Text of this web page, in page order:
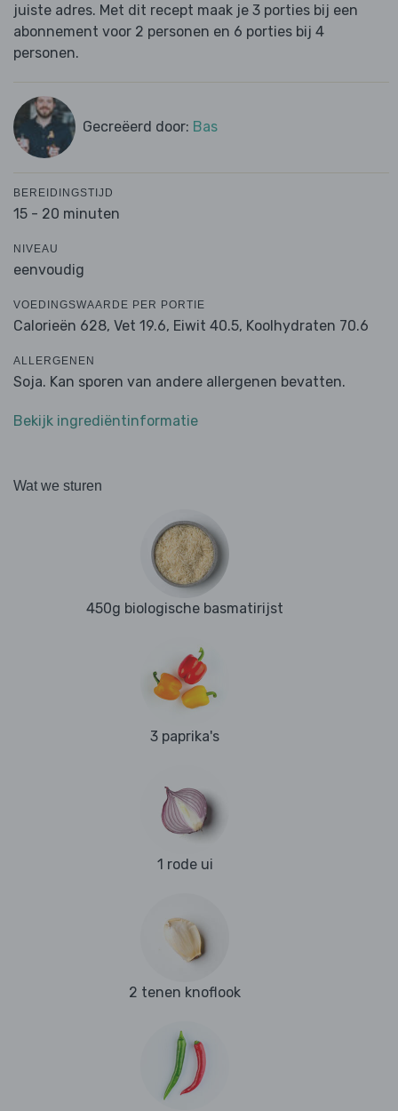
juiste adres. Met dit recept maak je 3 porties bij een
abonnement voor 2 personen en 6 porties bij 4
personen.
Gecreëerd door: Bas
BEREIDINGSTIJD
15 - 20 minuten
NIVEAU
eenvoudig
VOEDINGSWAARDE PER PORTIE
Calorieën 628, Vet 19.6, Eiwit 40.5, Koolhydraten 70.6
ALLERGENEN
Soja. Kan sporen van andere allergenen bevatten.
Bekijk ingrediëntinformatie
Wat we sturen
450g biologische basmatirijst
3 paprika's
1 rode ui
2 tenen knoflook